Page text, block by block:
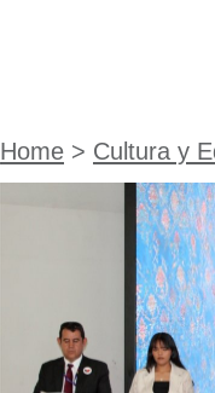
Home > Cultura y